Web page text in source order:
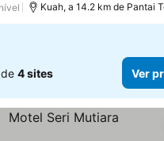
Kuah, a 14.2 km de Pantai
4 sites Ver